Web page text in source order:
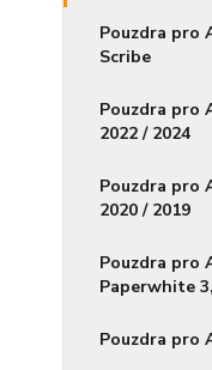
Pouzdra pro
Scribe
Pouzdra pro
2022 / 2024
Pouzdra pro
2020 / 2019
Pouzdra pro
Paperwhite
Pouzdra pro